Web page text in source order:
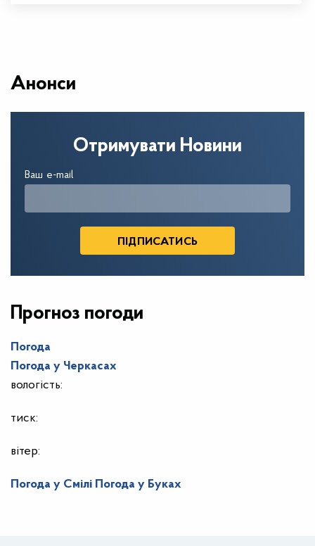
Анонси
Отримувати Новини
Ваш e-mail
Прогноз погоди
Погода
Погода у Черкасах
вологість:
тиск:
вітер:
Погода у Смілі Погода у Буках